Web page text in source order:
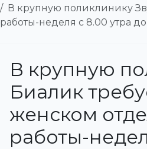
В крупную поликлинику
работы-неделя с 8.00 утра до
В крупную
Биалик
женском
работы-